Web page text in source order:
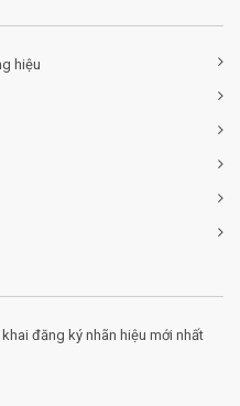
hiệu
đăng ký nhãn hiệu mới nhất